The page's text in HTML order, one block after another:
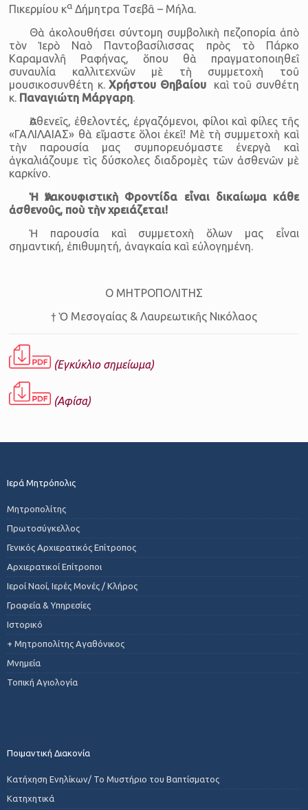
Πικερμίου κα Δήμητρα Τσεβᾶ – Μήλα.
Θὰ ἀκολουθήσει σύντομη συμβολικὴ πεζοπορία ἀπὸ
τὸν Ἱερὸ Ναὸ Παντοβασίλισσας πρὸς τὸ Πάρκο
Καραμανλῆ Ραφήνας, ὅπου θὰ πραγματοποιηθεῖ
συναυλία καλλιτεχνῶν μὲ τὴ συμμετοχὴ τοῦ
μουσικοσυνθέτη κ. Χρήστου Θηβαίουκαὶ τοῦ συνθέτη
κ. Παναγιώτη Μάργαρη.
Ἀσθενεῖς, ἐθελοντές, ἐργαζόμενοι, φίλοι καὶ φίλες τῆς
«ΓΑΛΙΛΑΙΑΣ» θὰ εἴμαστε ὅλοι ἐκεῖ! Μὲ τὴ συμμετοχὴ καὶ
τὴν παρουσία μας συμπορευόμαστε ἐνεργὰ καὶ
ἀγκαλιάζουμε τὶς δύσκολες διαδρομὲς τῶν ἀσθενῶν μὲ
καρκίνο.
Ἡ Ἀνακουφιστικὴ Φροντίδα εἶναι δικαίωμα κάθε
ἀσθενοῦς, ποὺ τὴν χρειάζεται!
Ἡ παρουσία καὶ συμμετοχὴ ὅλων μας εἶναι
σημαντική, ἐπιθυμητή, ἀναγκαία καὶ εὐλογημένη.
Ο ΜΗΤΡΟΠΟΛΙΤΗΣ
† Ὁ Μεσογαίας & Λαυρεωτικῆς Νικόλαος
(Εγκύκλιο σημείωμα)
(Αφίσα)
Ιερά Μητρόπολις
Μητροπολίτης
Πρωτοσύγκελλος
Γενικός Αρχιερατικός Επίτροπος
Αρχιερατικοί Επίτροποι
Ιεροί Ναοί, Ιερές Μονές / Κλήρος
Γραφεία & Υπηρεσίες
Ιστορικό
+ Μητροπολίτης Αγαθόνικος
Μνημεία
Τοπική Αγιολογία
Ποιμαντική Διακονία
Κατήχηση Ενηλίκων/ Το Μυστήριο του Βαπτίσματος
Κατηχητικά